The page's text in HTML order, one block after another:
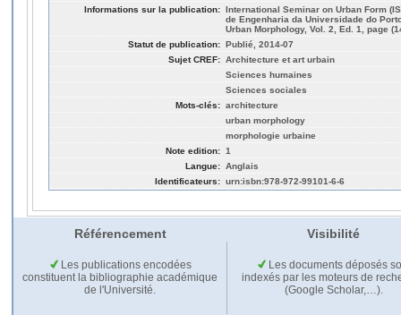
Informations sur la publication: International Seminar on Urban Form
de Engenharia da Universidade do
Urban Morphology, Vol. 2, Ed. 1, page
Statut de publication: Publié, 2014-07
Sujet CREF: Architecture et art urbain
Sciences humaines
Sciences sociales
Mots-clés: architecture
urban morphology
morphologie urbaine
Note edition: 1
Langue: Anglais
Identificateurs: urn:isbn:978-972-99101-6-6
Référencement Visibilité
Les publications encodées
constituent la bibliographie académique
de l'Université.
Les documents déposés
indexés par les moteurs de
(Google Scholar,…).